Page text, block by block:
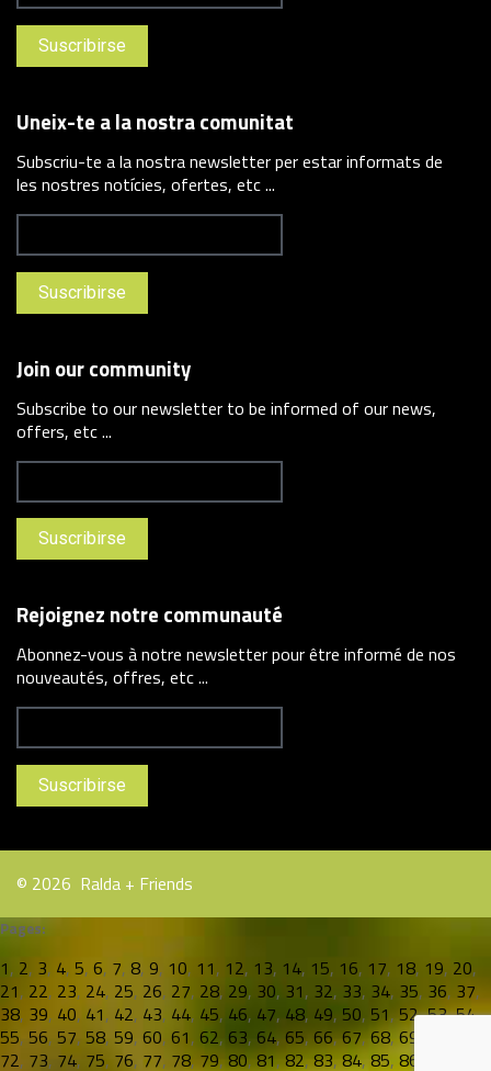
Uneix-te a la nostra comunitat
Subscriu-te a la nostra newsletter per estar informats de
les nostres notícies, ofertes, etc ...
Join our community
Subscribe to our newsletter to be informed of our news,
offers, etc ...
Rejoignez notre communauté
Abonnez-vous à notre newsletter pour être informé de nos
nouveautés, offres, etc ...
© 2026 Ralda + Friends
Pages:
1, 2, 3, 4, 5, 6, 7, 8, 9, 10, 11, 12, 13, 14, 15, 16, 17, 18, 19, 20,
21, 22, 23, 24, 25, 26, 27, 28, 29, 30, 31, 32, 33, 34, 35, 36, 37,
38, 39, 40, 41, 42, 43, 44, 45, 46, 47, 48, 49, 50, 51, 52,53,54,
55, 56, 57, 58, 59, 60, 61, 62, 63, 64, 65, 66,67,68,69
72, 73, 74, 75, 76, 77, 78, 79,80,81,82,83,84, 85, 86